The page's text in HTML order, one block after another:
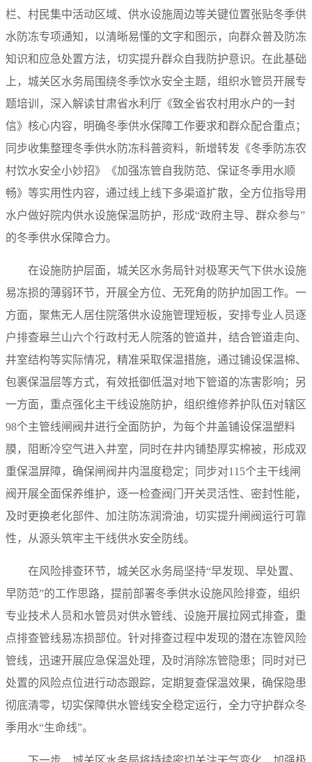
栏、村民集中活动区域、供水设施周边等关键位置张贴冬季供
水防冻专项通知，以清晰易懂的文字和图示，向群众普及防冻
知识和应急处置方法，切实提升群众自我防护意识。在此基础
上，城关区水务局围绕冬季饮水安全主题，组织水管员开展专
题培训，深入解读甘肃省水利厅《致全省农村用水户的一封
信》核心内容，明确冬季供水保障工作要求和群众配合重点；
同步收集整理冬季供水防冻科普资料，新增转发《冬季防冻农
村饮水安全小妙招》《加强冻管自我防范、保证冬季用水顺
畅》等实用性内容，通过线上线下多渠道扩散，全方位指导用
水户做好院内供水设施保温防护，形成“政府主导、群众参与”
的冬季供水保障合力。
在设施防护层面，城关区水务局针对极寒天气下供水设施
易冻损的薄弱环节，开展全方位、无死角的防护加固工作。一
方面，聚焦无人居住院落供水设施管理短板，安排专业人员逐
户排查皋兰山六个行政村无人院落的管道井，结合管道走向、
井室结构等实际情况，精准采取保温措施，通过铺设保温棉、
包裹保温层等方式，有效抵御低温对地下管道的冻害影响；另
一方面，重点强化主干线设施防护，组织维修养护队伍对辖区
98个主管线闸阀井进行全面防护，为每个井盖铺设保温塑料
膜，阻断冷空气进入井室，同时在井内铺垫厚实棉被，形成双
重保温屏障，确保闸阀井内温度稳定；同步对115个主干线闸
阀开展全面保养维护，逐一检查阀门开关灵活性、密封性能，
及时更换老化部件、加注防冻润滑油，切实提升闸阀运行可靠
性，从源头筑牢主干线供水安全防线。
在风险排查环节，城关区水务局坚持“早发现、早处置、
早防范”的工作思路，提前部署冬季供水设施风险排查，组织
专业技术人员和水管员对供水管线、设施开展拉网式排查，重
点排查管线易冻损部位。针对排查过程中发现的潜在冻管风险
管线，迅速开展应急保温处理，及时消除冻管隐患；同时对已
处置的风险点位进行动态跟踪，定期复查保温效果，确保隐患
彻底清零，切实保障供水管线安全稳定运行，全力守护群众冬
季用水“生命线”。